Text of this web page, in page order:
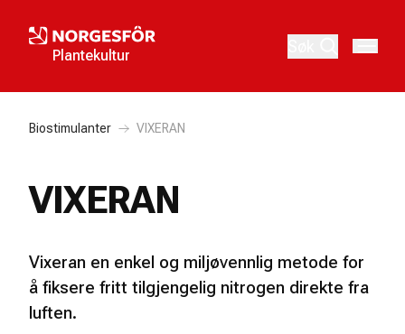
Plantekultur
Biostimulanter VIXERAN
VIXERAN
Vixeran en enkel og miljøvennlig metode for
å fiksere fritt tilgjengelig nitrogen direkte fra
luften.